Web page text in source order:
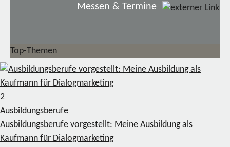
Messen & Termine
Top-Themen
2
Ausbildungsberufe
Ausbildungsberufe vorgestellt: Meine Ausbildung als
Kaufmann für Dialogmarketing